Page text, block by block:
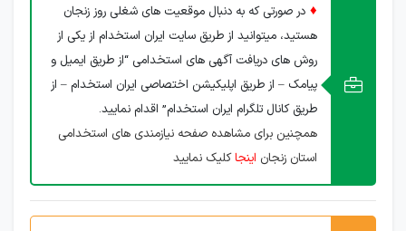
♦ در صورتی که به دنبال موقعیت های شغلی روز زنجان
هستید، میتوانید از طریق سایت ایران استخدام از یکی از
روش های دریافت آگهی های استخدامی “از طریق ایمیل و
پیامک – از طریق اپلیکیشن اختصاصی ایران استخدام – از
طریق کانال تلگرام ایران استخدام” اقدام نمایید.
همچنین برای مشاهده صفحه نیازمندی های استخدامی
استان زنجان اینجاکلیک نمایید